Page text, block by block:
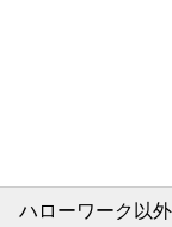
ハローワーク以